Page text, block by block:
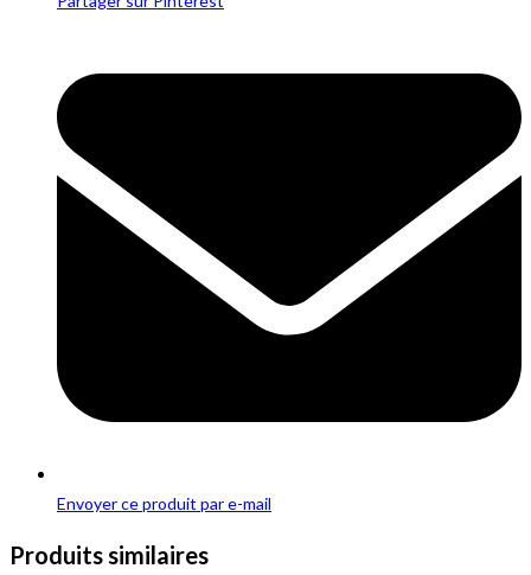
new
window
Envoyer ce produit par e-mail
Produits similaires